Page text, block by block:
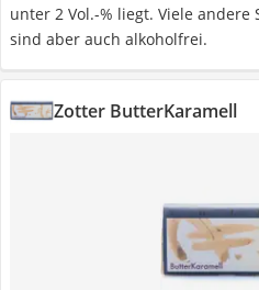
unter 2 Vol.-% liegt. Viele
sind aber auch alkoholfrei.
Zotter ButterKaramell